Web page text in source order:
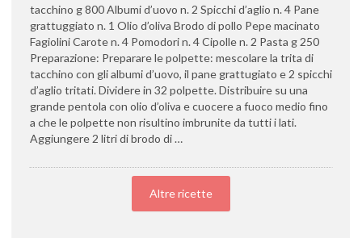
tacchino g 800 Albumi d’uovo n. 2 Spicchi d’aglio n. 4 Pane
grattuggiato n. 1 Olio d’oliva Brodo di pollo Pepe macinato
Fagiolini Carote n. 4 Pomodori n. 4 Cipolle n. 2 Pasta g 250
Preparazione: Preparare le polpette: mescolare la trita di
tacchino con gli albumi d’uovo, il pane grattugiato e 2 spicchi
d’aglio tritati. Dividere in 32 polpette. Distribuire su una
grande pentola con olio d’oliva e cuocere a fuoco medio fino
a che le polpette non risultino imbrunite da tutti i lati.
Aggiungere 2 litri di brodo di …
Altre ricette